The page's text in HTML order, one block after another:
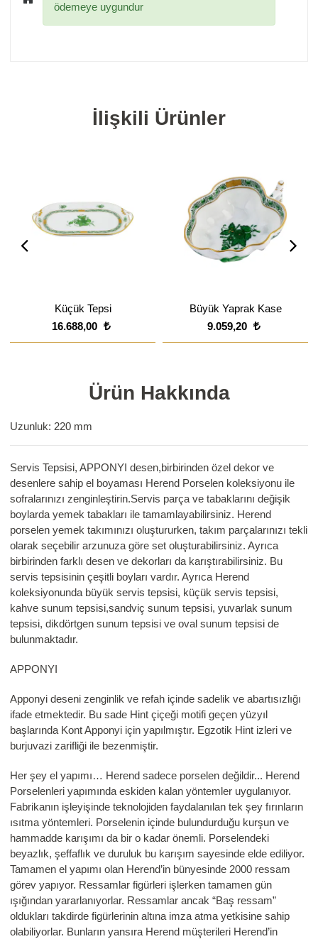
ödemeye uygundur
İlişkili Ürünler
Küçük Tepsi
16.688,00
Büyük Yaprak Kase
9.059,20
Ürün Hakkında
Uzunluk: 220 mm
Servis Tepsisi, APPONYI desen,birbirinden özel dekor ve
desenlere sahip el boyaması Herend Porselen koleksiyonu ile
sofralarınızı zenginleştirin.Servis parça ve tabaklarını değişik
boylarda yemek tabakları ile tamamlayabilirsiniz. Herend
porselen yemek takımınızı oluştururken, takım parçalarınızı tekli
olarak seçebilir arzunuza göre set oluşturabilirsiniz. Ayrıca
birbirinden farklı desen ve dekorları da karıştırabilirsiniz. Bu
servis tepsisinin çeşitli boyları vardır. Ayrıca Herend
koleksiyonunda büyük servis tepsisi, küçük servis tepsisi,
kahve sunum tepsisi,sandviç sunum tepsisi, yuvarlak sunum
tepsisi, dikdörtgen sunum tepsisi ve oval sunum tepsisi de
bulunmaktadır.
APPONYI
Apponyi deseni zenginlik ve refah içinde sadelik ve abartısızlığı
ifade etmektedir. Bu sade Hint çiçeği motifi geçen yüzyıl
başlarında Kont Apponyi için yapılmıştır. Egzotik Hint izleri ve
burjuvazi zarifliği ile bezenmiştir.
Her şey el yapımı… Herend sadece porselen değildir... Herend
Porselenleri yapımında eskiden kalan yöntemler uygulanıyor.
Fabrikanın işleyişinde teknolojiden faydalanılan tek şey fırınların
ısıtma yöntemleri. Porselenin içinde bulundurduğu kurşun ve
hammadde karışımı da bir o kadar önemli. Porselendeki
beyazlık, şeffaflık ve duruluk bu karışım sayesinde elde ediliyor.
Tamamen el yapımı olan Herend’in bünyesinde 2000 ressam
görev yapıyor. Ressamlar figürleri işlerken tamamen gün
ışığından yararlanıyorlar. Ressamlar ancak “Baş ressam”
oldukları takdirde figürlerinin altına imza atma yetkisine sahip
olabiliyorlar. Bunların yansıra Herend müşterileri Herend’in